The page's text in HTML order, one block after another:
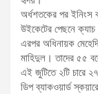
অর্ধশতকের পর ইনিংস
উইকেটের পেছনে
এরপর অধিনায়ক মেহেদি
মাহিদুল। তাদের ৫৫
এই জুটিতে ২টি চারে
ডিপ ব্যাকওয়ার্ড